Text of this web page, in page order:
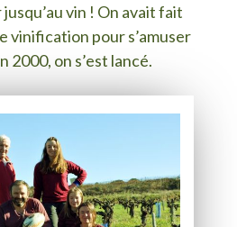
vin ! On avait fait
vinification pour s’amuser
2000, on s’est lancé.